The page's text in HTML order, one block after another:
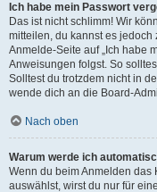
Ich habe mein Passwort
Das ist nicht schlimm! Wir
mitteilen, du kannst es
Anmelde-Seite auf „Ich habe
Anweisungen folgst. So
Solltest du trotzdem nicht in
wende dich an die Board-
Nach oben
Warum werde ich
Wenn du beim Anmelden das
auswählst, wirst du nur für